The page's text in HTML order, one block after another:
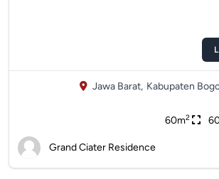
Jawa Barat, Kabupaten
60m2
Grand Ciater Residence